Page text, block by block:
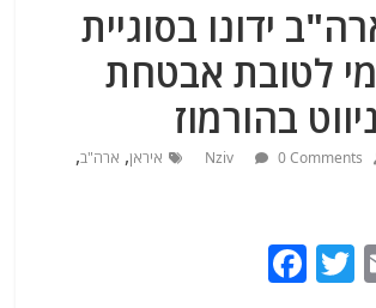
ידונו בסוגיית
לטובת אבטחת
בהורמוז
Nziv 0 Comments איראן, ארה"ב,
E
T